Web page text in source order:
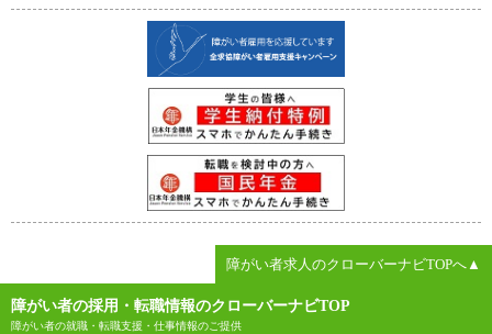
障がい者求人のクローバーナビTOPへ▲
障がい者の採用・転職情報のクローバーナビTOP
障がい者の就職・転職支援・仕事情報のご提供